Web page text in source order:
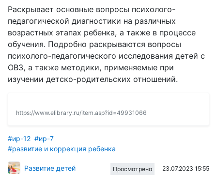
Раскрывает основные вопросы психолого-
педагогической диагностики на различных
возрастных этапах ребенка, а также в процессе
обучения. Подробно раскрываются вопросы
психолого-педагогического исследования детей с
ОВЗ, а также методики, применяемые при
изучении детско-родительских отношений.
https://www.elibrary.ru/item.asp?id=49931066
#ир-12 #ир-7
#развитие и коррекция ребенка
Развитие детей Просмотрено 23.07.2023 15:55